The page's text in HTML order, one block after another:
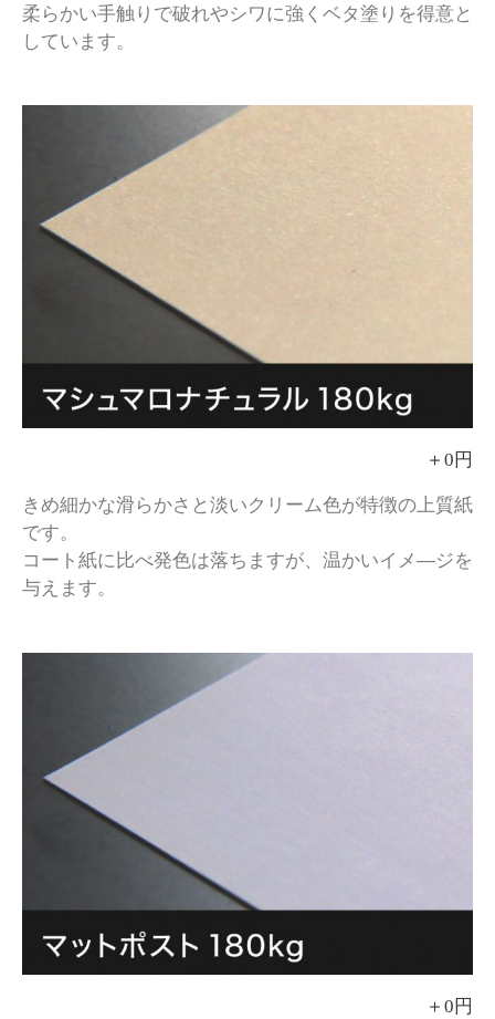
柔らかい手触りで破れやシワに強くベタ塗りを得意と
しています。
＋0円
きめ細かな滑らかさと淡いクリーム色が特徴の上質紙
です。
コート紙に比べ発色は落ちますが、温かいイメ―ジを
与えます。
＋0円